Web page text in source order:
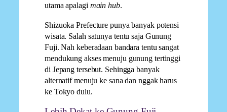
utama apalagi main hub.
Shizuoka Prefecture punya banyak potensi
wisata. Salah satunya tentu saja Gunung
Fuji. Nah keberadaan bandara tentu sangat
mendukung akses menuju gunung tertinggi
di Jepang tersebut. Sehingga banyak
alternatif menuju ke sana dan nggak harus
ke Tokyo dulu.